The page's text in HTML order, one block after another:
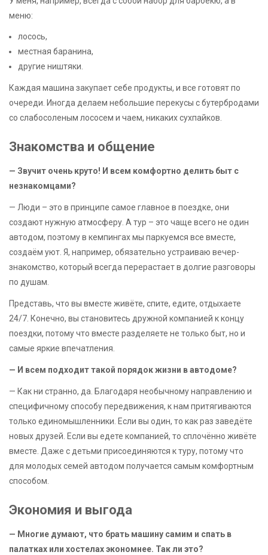
меню:
лосось,
местная баранина,
другие ништяки.
Каждая машина закупает себе продукты, и все готовят по
очереди. Иногда делаем небольшие перекусы с бутербродами
со слабосоленым лососем и чаем, никаких сухпайков.
Знакомства и общение
— Звучит очень круто! И всем комфортно делить быт с
незнакомцами?
— Люди – это в принципе самое главное в поездке, они
создают нужную атмосферу. А тур – это чаще всего не один
автодом, поэтому в кемпингах мы паркуемся все вместе,
создаём уют. Я, например, обязательно устраиваю вечер-
знакомство, который всегда перерастает в долгие разговоры
по душам.
Представь, что вы вместе живёте, спите, едите, отдыхаете
24/7. Конечно, вы становитесь дружной компанией к концу
поездки, потому что вместе разделяете не только быт, но и
самые яркие впечатления.
— И всем подходит такой порядок жизни в автодоме?
— Как ни странно, да. Благодаря необычному направлению и
специфичному способу передвижения, к нам притягиваются
только единомышленники. Если вы один, то как раз заведёте
новых друзей. Если вы едете компанией, то сплочённо живёте
вместе. Даже с детьми присоединяются к туру, потому что
для молодых семей автодом получается самым комфортным
способом.
Экономия и выгода
— Многие думают, что брать машину самим и спать в
палатках или хостелах экономнее. Так ли это?